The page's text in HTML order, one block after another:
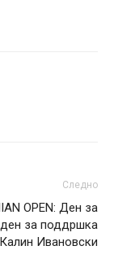
Следно
OPEN: Ден за
за поддршка
Ивановски